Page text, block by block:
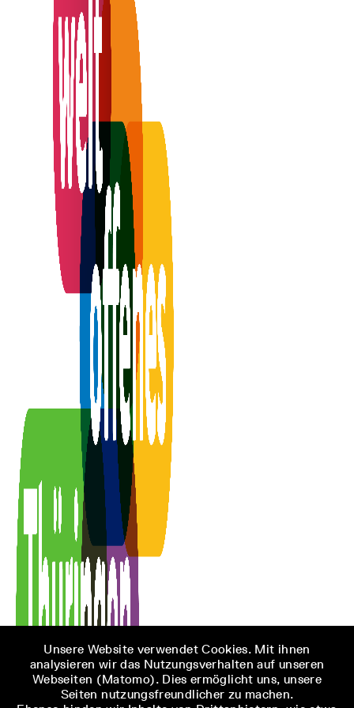
Unsere Website verwendet Cookies. Mit ihnen
analysieren wir das Nutzungsverhalten auf unseren
Webseiten (Matomo). Dies ermöglicht uns, unsere
Seiten nutzungsfreundlicher zu machen.